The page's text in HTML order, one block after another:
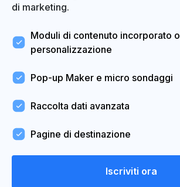
di marketing.
Moduli di contenuto incorporato o
personalizzazione
Pop-up Maker e micro sondaggi
Raccolta dati avanzata
Pagine di destinazione
Iscriviti ora